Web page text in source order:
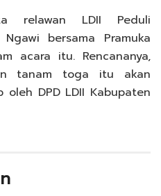
relawan LDII Peduli
bersama Pramuka
acara itu. Rencananya,
tanam toga itu akan
DPD LDII Kabupaten